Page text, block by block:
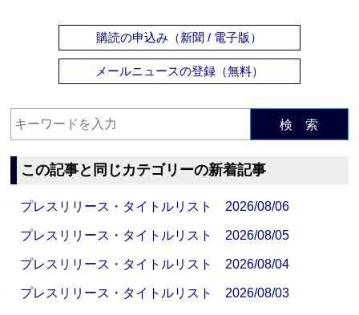
購読の申込み（新聞 / 電子版）
メールニュースの登録（無料）
検 索
この記事と同じカテゴリーの新着記事
プレスリリース・タイトルリスト 2026/08/06
プレスリリース・タイトルリスト 2026/08/05
プレスリリース・タイトルリスト 2026/08/04
プレスリリース・タイトルリスト 2026/08/03